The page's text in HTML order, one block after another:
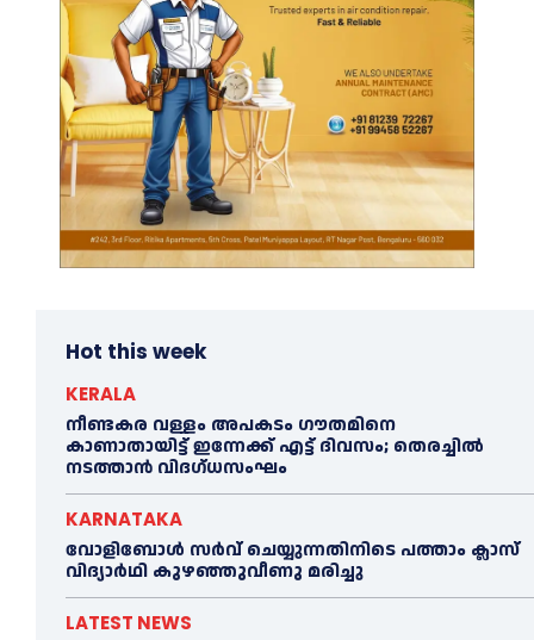
Hot this week
KERALA
നീണ്ടകര വള്ളം അപകടം ഗൗതമിനെ
കാണാതായിട്ട് ഇന്നേക്ക് എട്ട് ദിവസം; തെരച്ചില്‍
നടത്താൻ വിദഗ്ധസംഘം
KARNATAKA
വോളിബോൾ സർവ് ചെയ്യുന്നതിനിടെ പത്താം ക്ലാസ്
വിദ്യാർഥി കുഴഞ്ഞുവീണു മരിച്ചു
LATEST NEWS